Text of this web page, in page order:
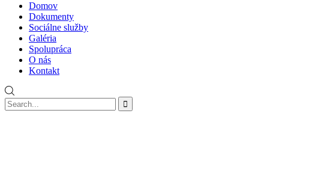
Domov
Dokumenty
Sociálne služby
Galéria
Spolupráca
O nás
Kontakt